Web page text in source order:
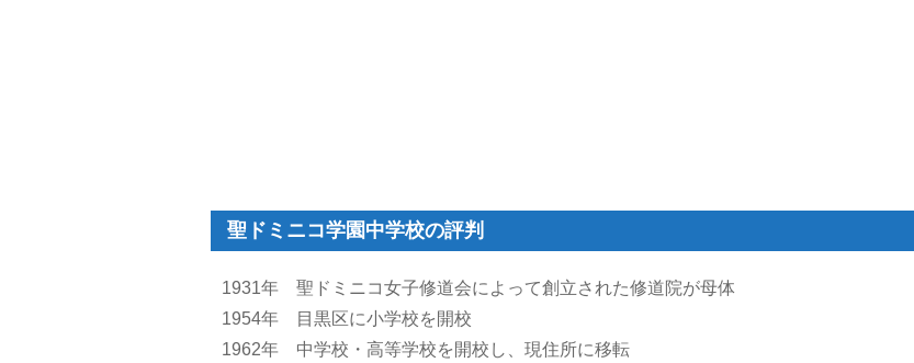
聖ドミニコ学園中学校の評判
1931年 聖ドミニコ女子修道会によって創立された修道院が母体
1954年 目黒区に小学校を開校
1962年 中学校・高等学校を開校し、現住所に移転